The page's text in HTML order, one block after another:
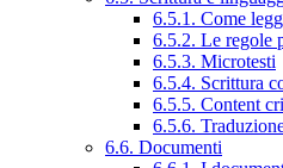
6.5.1. Come
6.5.2. Le regole
6.5.3. Microtesti
6.5.4. Scrittura
6.5.5. Content
6.5.6.
6.6. Documenti